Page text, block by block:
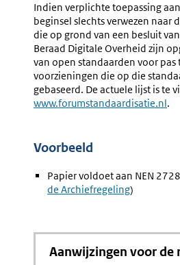
Indien verplichte toepassing
beginsel slechts verwezen naar
die op grond van een besluit
Beraad Digitale Overheid zijn
van open standaarden voor
voorzieningen die op die
gebaseerd. De actuele lijst is te
www.forumstandaardisatie.nl.
Voorbeeld
Papier voldoet aan NEN
de Archiefregeling)
Aanwijzingen voor de